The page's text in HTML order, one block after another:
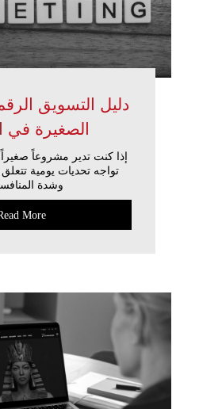
دليل التسويق
الصغيرة في
إذا كنت تدير مشروعاً صغيراً
تواجه تحديات يومية تتعلق
وشدة
More